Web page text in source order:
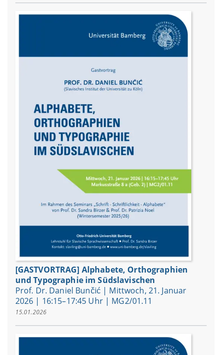
[GASTVORTRAG] Alphabete, Orthographien
und Typographie im Südslavischen
Prof. Dr. Daniel Bunčić | Mittwoch, 21. Januar
2026 | 16:15–17:45 Uhr | MG2/01.11
15.01.2026